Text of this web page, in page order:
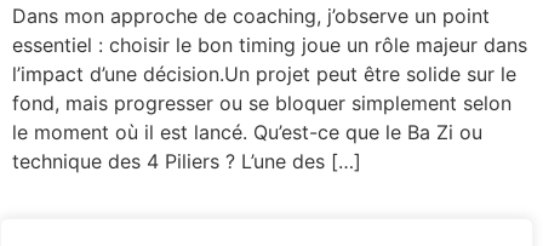
Dans mon approche de coaching, j’observe un point
essentiel : choisir le bon timing joue un rôle majeur dans
l’impact d’une décision.Un projet peut être solide sur le
fond, mais progresser ou se bloquer simplement selon
le moment où il est lancé. Qu’est-ce que le Ba Zi ou
technique des 4 Piliers ? L’une des […]